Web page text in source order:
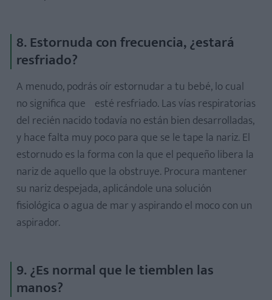
8. Estornuda con frecuencia, ¿estará
resfriado?
A menudo, podrás oír estornudar a tu bebé, lo cual
no significa que esté resfriado. Las vías respiratorias
del recién nacido todavía no están bien desarrolladas,
y hace falta muy poco para que se le tape la nariz. El
estornudo es la forma con la que el pequeño libera la
nariz de aquello que la obstruye. Procura mantener
su nariz despejada, aplicándole una solución
fisiológica o agua de mar y aspirando el moco con un
aspirador.
9. ¿Es normal que le tiemblen las
manos?